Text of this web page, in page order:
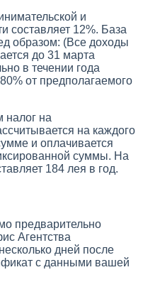
и
составляет 12%. База
образом: (Все доходы
до 31 марта
в течении года
от предполагаемого
налог на
на каждого
и оплачивается
суммы. На
184 лея в год.
предварительно
Агентства
дней после
с данными вашей